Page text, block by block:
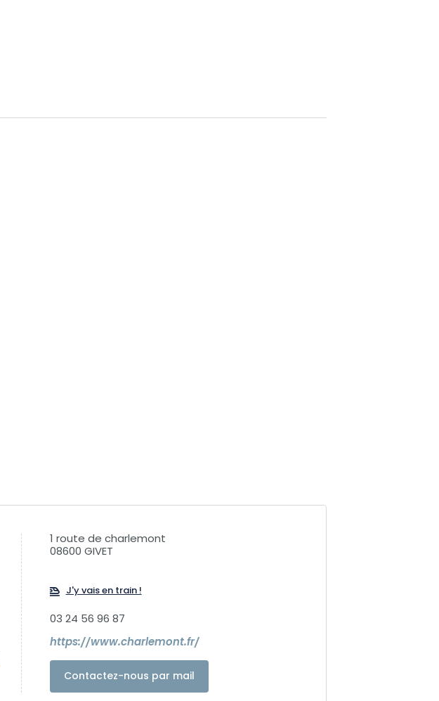
1 route de charlemont
08600 GIVET
J'y vais en train !
03 24 56 96 87
https://www.charlemont.fr/
Contactez-nous par mail